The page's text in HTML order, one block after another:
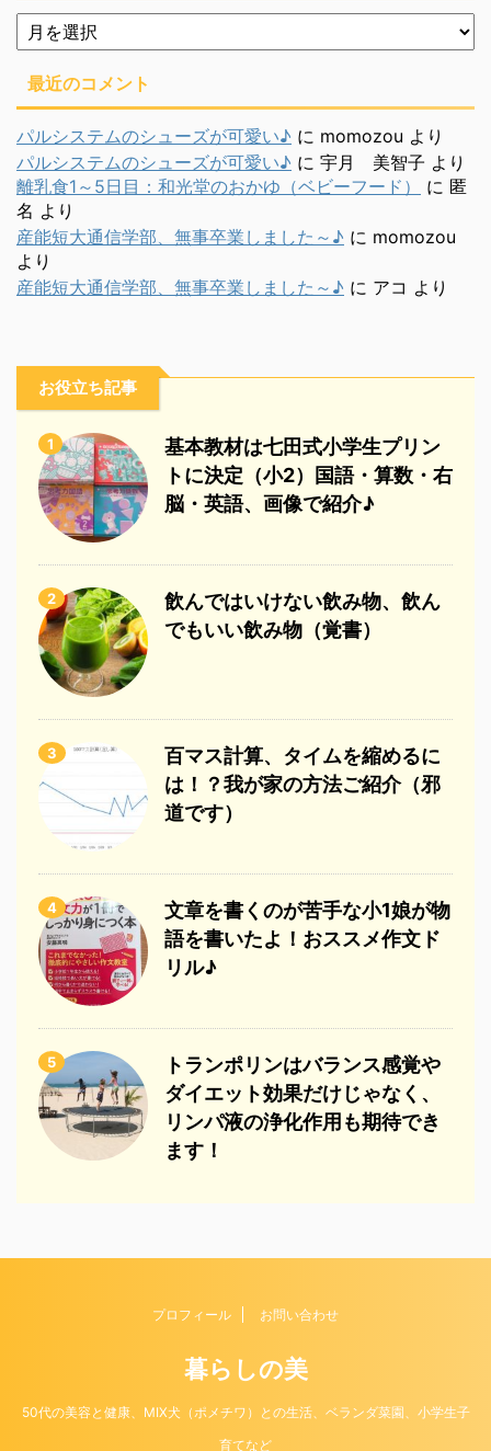
月
別
最近のコメント
パルシステムのシューズが可愛い♪ に momozou より
パルシステムのシューズが可愛い♪ に 宇月 美智子 より
離乳食1～5日目：和光堂のおかゆ（ベビーフード）
に 匿
名 より
産能短大通信学部、無事卒業しました～♪ に momozou
より
産能短大通信学部、無事卒業しました～♪ に アコ より
お役立ち記事
1
基本教材は七田式小学生プリン
トに決定（小2）国語・算数・右
脳・英語、画像で紹介♪
2
飲んではいけない飲み物、飲ん
でもいい飲み物（覚書）
3
百マス計算、タイムを縮めるに
は！？我が家の方法ご紹介（邪
道です）
4
文章を書くのが苦手な小1娘が物
語を書いたよ！おススメ作文ド
リル♪
5
トランポリンはバランス感覚や
ダイエット効果だけじゃなく、
リンパ液の浄化作用も期待でき
ます！
プロフィール お問い合わせ
暮らしの美
50代の美容と健康、MIX犬（ポメチワ）との生活、ベランダ菜園、小学生子
育てなど